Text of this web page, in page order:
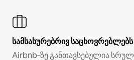
სამსახურებრივ
Airbnb‑ზე განთავსებულია